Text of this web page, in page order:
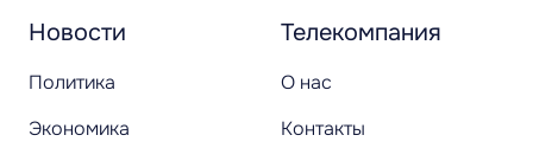
Новости
Политика
Экономика
Телекомпания
О нас
Контакты